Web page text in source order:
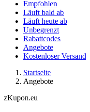
Empfohlen
Läuft bald ab
Läuft heute ab
Unbegrenzt
Rabattcodes
Angebote
Kostenloser Versand
Startseite
Angebote
zKupon.eu